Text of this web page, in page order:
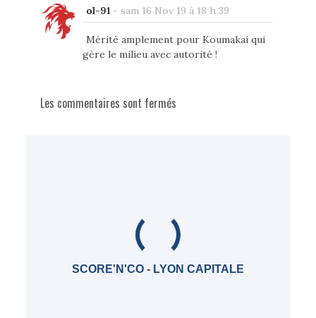
ol-91 - sam 16 Nov 19 à 18 h 39
Mérité amplement pour Koumakai qui
gère le milieu avec autorité !
Les commentaires sont fermés
SCORE'N'CO - LYON CAPITALE